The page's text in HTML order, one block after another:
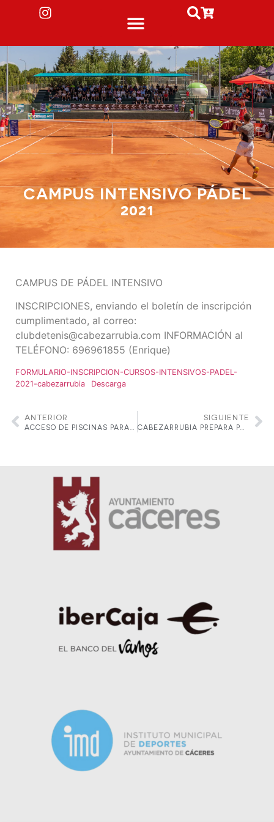
CAMPUS INTENSIVO PÁDEL
2021
CAMPUS DE PÁDEL INTENSIVO
INSCRIPCIONES, enviando el boletín de inscripción
cumplimentado, al correo:
clubdetenis@cabezarrubia.com INFORMACIÓN al
TELÉFONO: 696961855 (Enrique)
FORMULARIO-INSCRIPCION-CURSOS-INTENSIVOS-PADEL-
2021-cabezarrubia
Descarga
ANTERIOR SIGUIENTE
CABEZARRUBIA PREPARA PARA CÁCERES UNA CITA DE ALTO NIVEL